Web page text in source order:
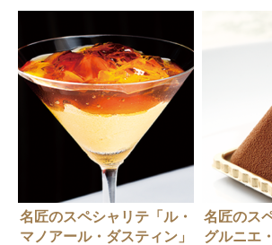
名匠のスペシャリテ「ル・
マノアール・ダスティン」
名匠のス
グルニエ